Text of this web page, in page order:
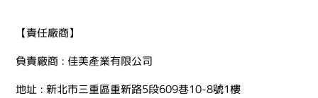
【責任廠商】
負責廠商 : 佳美產業有限公司
地址 : 新北市三重區重新路5段609巷10-8號1樓